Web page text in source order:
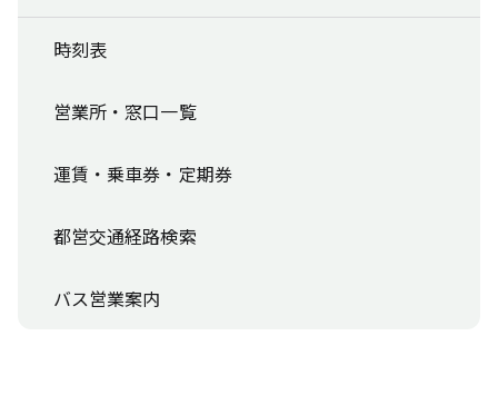
時刻表
営業所・窓口一覧
運賃・乗車券・定期券
都営交通経路検索
バス営業案内